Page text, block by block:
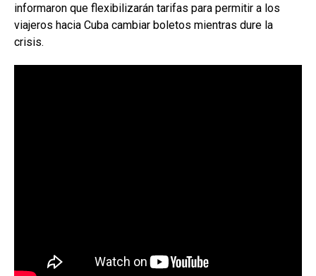
informaron que flexibilizarán tarifas para permitir a los
viajeros hacia Cuba cambiar boletos mientras dure la
crisis.